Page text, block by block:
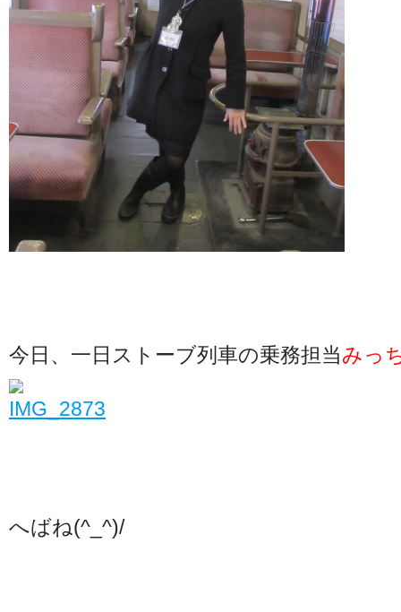
今日、一日ストーブ列車の乗務担当みっ
へばね(^_^)/